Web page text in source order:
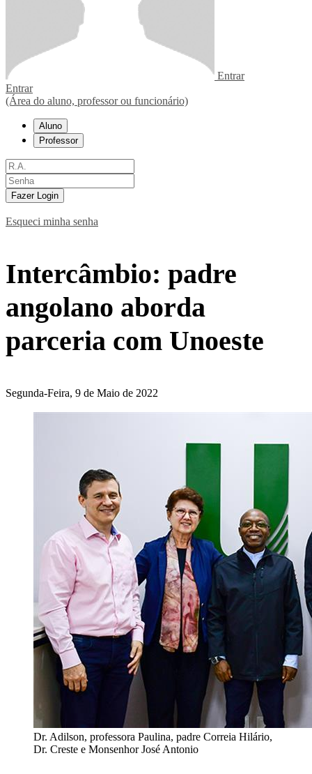
Entrar
Entrar
(Área do aluno, professor ou funcionário)
Aluno
Professor
Fazer Login
Esqueci minha senha
Intercâmbio: padre
angolano aborda
parceria com Unoeste
Segunda-Feira, 9 de Maio de 2022
Dr. Adilson, professora Paulina, padre Correia Hilário,
Dr. Creste e Monsenhor José Antonio